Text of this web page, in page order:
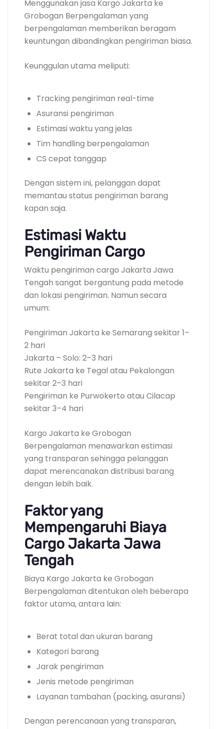
Menggunakan jasa Kargo Jakarta ke
Grobogan Berpengalaman yang
berpengalaman memberikan beragam
keuntungan dibandingkan pengiriman biasa.
Keunggulan utama meliputi:
Tracking pengiriman real-time
Asuransi pengiriman
Estimasi waktu yang jelas
Tim handling berpengalaman
CS cepat tanggap
Dengan sistem ini, pelanggan dapat
memantau status pengiriman barang
kapan saja.
Estimasi Waktu
Pengiriman Cargo
Waktu pengiriman cargo Jakarta Jawa
Tengah sangat bergantung pada metode
dan lokasi pengiriman. Namun secara
umum:
Pengiriman Jakarta ke Semarang sekitar 1–
2 hari
Jakarta – Solo: 2–3 hari
Rute Jakarta ke Tegal atau Pekalongan
sekitar 2–3 hari
Pengiriman ke Purwokerto atau Cilacap
sekitar 3–4 hari
Kargo Jakarta ke Grobogan
Berpengalaman menawarkan estimasi
yang transparan sehingga pelanggan
dapat merencanakan distribusi barang
dengan lebih baik.
Faktor yang
Mempengaruhi Biaya
Cargo Jakarta Jawa
Tengah
Biaya Kargo Jakarta ke Grobogan
Berpengalaman ditentukan oleh beberapa
faktor utama, antara lain:
Berat total dan ukuran barang
Kategori barang
Jarak pengiriman
Jenis metode pengiriman
Layanan tambahan (packing, asuransi)
Dengan perencanaan yang transparan,